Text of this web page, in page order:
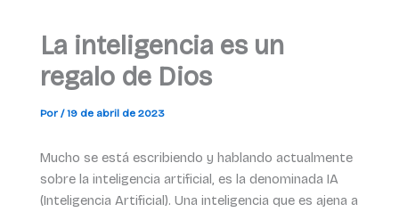
La inteligencia es un
regalo de Dios
Por /19 de abril de 2023
Mucho se está escribiendo y hablando actualmente
sobre la inteligencia artificial, es la denominada IA
(Inteligencia Artificial). Una inteligencia que es ajena a